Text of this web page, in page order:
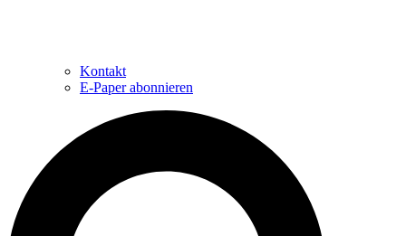
Kontakt
E-Paper abonnieren